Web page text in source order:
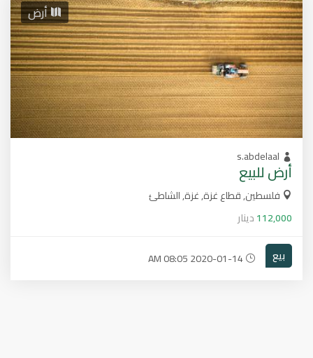
أرض
s.abdelaal
أرض للبيع
فلسطين, قطاع غزة, غزة, الشاطئ
112,000دينار
بيع